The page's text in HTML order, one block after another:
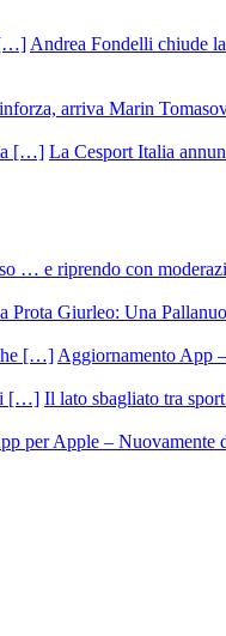
Andrea Fondelli chiude
arriva Marin
La Cesport Italia
… e riprendo con
Prota Giurleo: Una
Aggiornamento App
Il lato sbagliato tra
per Apple – Nuovamente